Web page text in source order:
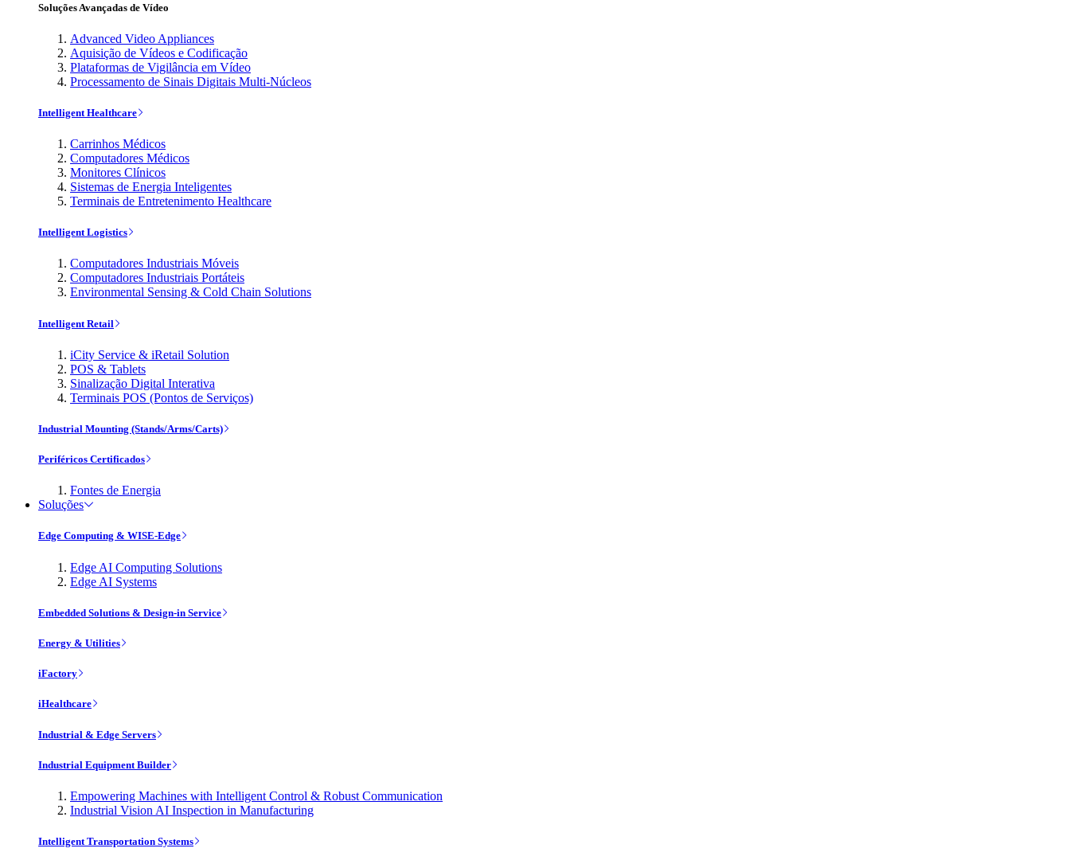
Soluções Avançadas de Vídeo
Advanced Video Appliances
Aquisição de Vídeos e Codificação
Plataformas de Vigilância em Vídeo
Processamento de Sinais Digitais Multi-Núcleos
Intelligent Healthcare
Carrinhos Médicos
Computadores Médicos
Monitores Clínicos
Sistemas de Energia Inteligentes
Terminais de Entretenimento Healthcare
Intelligent Logistics
Computadores Industriais Móveis
Computadores Industriais Portáteis
Environmental Sensing & Cold Chain Solutions
Intelligent Retail
iCity Service & iRetail Solution
POS & Tablets
Sinalização Digital Interativa
Terminais POS (Pontos de Serviços)
Industrial Mounting (Stands/Arms/Carts)
Periféricos Certificados
Fontes de Energia
Soluções
Edge Computing & WISE-Edge
Edge AI Computing Solutions
Edge AI Systems
Embedded Solutions & Design-in Service
Energy & Utilities
iFactory
iHealthcare
Industrial & Edge Servers
Industrial Equipment Builder
Empowering Machines with Intelligent Control & Robust Communication
Industrial Vision AI Inspection in Manufacturing
Intelligent Transportation Systems